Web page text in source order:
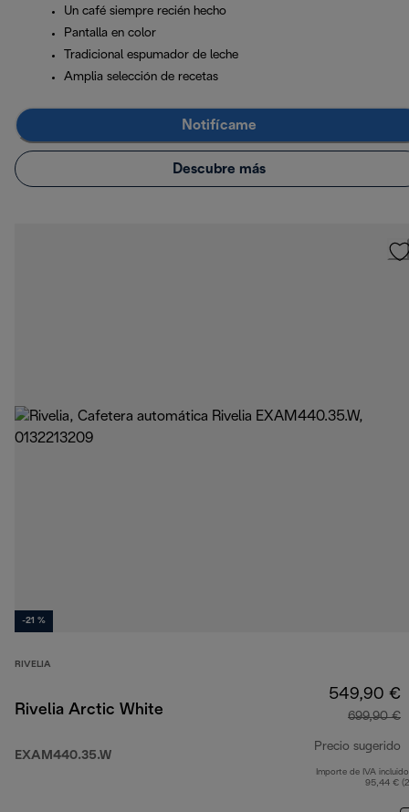
Un café siempre recién hecho
Pantalla en color
Tradicional espumador de leche
Amplia selección de recetas
Notifícame
Descubre más
-21 %
RIVELIA
Rivelia Arctic White
EXAM440.35.W
549,90 €
699,90 €
Precio sugerido
Importe de IVA
95,44 €